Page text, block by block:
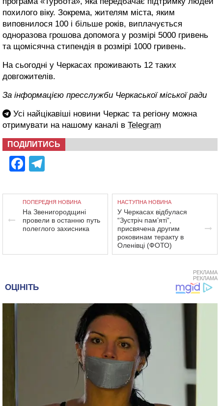
похилого віку. Зокрема, жителям міста, яким
виповнилося 100 і більше років, виплачується
одноразова грошова допомога у розмірі 5000 гривень
та щомісячна стипендія в розмірі 1000 гривень.
На сьогодні у Черкасах проживають 12 таких
довгожителів.
За інформацією пресслужби Черкаської міської ради
Усі найцікавіші новини Черкас та регіону можна
отримувати на нашому каналі в Telegram
ПОДІЛИТИСЬ
Facebook
ПОПЕРЕДНЯ НОВИНА
На Звенигородщині
провели в останню путь
полеглого захисника
НАСТУПНА НОВИНА
У Черкасах відбулася
“Зустріч пам’яті”,
присвячена другим
роковинам теракту в
Оленівці (ФОТО)
РЕКЛАМА
РЕКЛАМА